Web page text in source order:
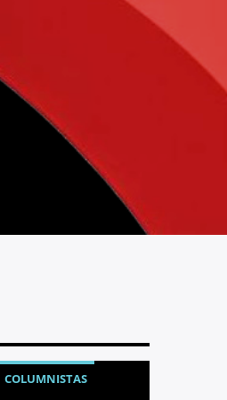
COLUMNISTAS